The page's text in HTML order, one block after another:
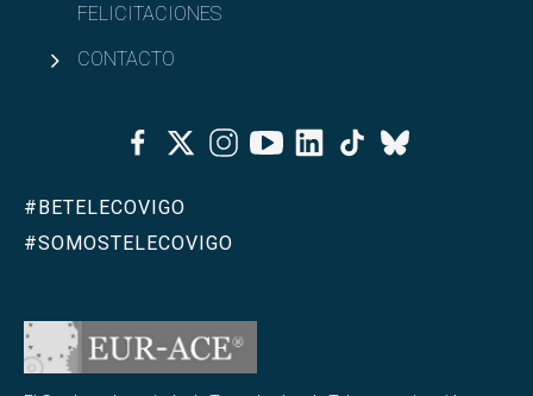
FELICITACIONES
CONTACTO
FacebookTwitterInstagramYoutubeLinkedinTiktok
Bluesky
#BETELECOVIGO
#SOMOSTELECOVIGO